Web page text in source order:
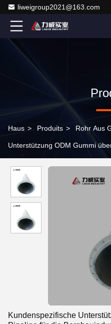
liweigroup2021@163.com
Haus > Produits > Rohr Aus
Unterstützung ODM Gummi
Kundenspezifische